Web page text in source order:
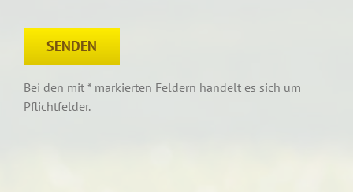
SENDEN
Bei den mit * markierten Feldern handelt es sich um
Pflichtfelder.